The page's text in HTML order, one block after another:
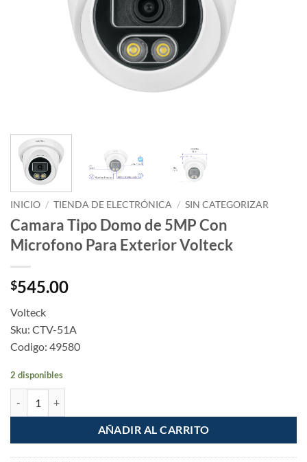
INICIO / TIENDA DE ELECTRÓNICA / SIN CATEGORIZAR
Camara Tipo Domo de 5MP Con
Microfono Para Exterior Volteck
$545.00
Volteck
Sku: CTV-51A
Codigo: 49580
2 disponibles
AÑADIR AL CARRITO